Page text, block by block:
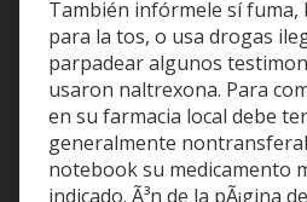
También infórmele sí fuma,
para la tos, o usa drogas
parpadear algunos
usaron naltrexona. Para
en su farmacia local debe
generalmente
notebook su medicamento
indicado. Ã³n de la pÃ¡gina